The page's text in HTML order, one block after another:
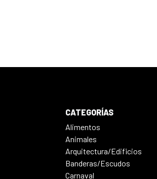
CATEGORÍAS
Alimentos
Animales
Arquitectura/Edificios
Banderas/Escudos
Carnaval